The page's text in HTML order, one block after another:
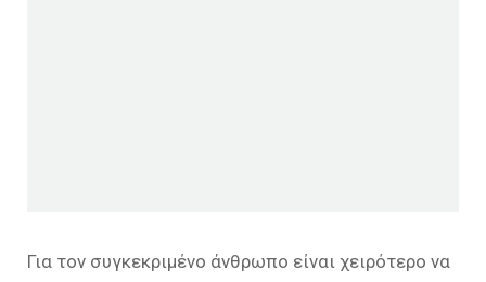
Για τον συγκεκριμένο άνθρωπο είναι χειρότερο να